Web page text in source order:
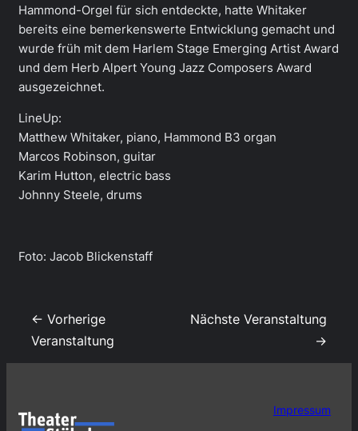
Hammond-Orgel für sich entdeckte, hatte Whitaker
bereits eine bemerkenswerte Entwicklung gemacht und
wurde früh mit dem Harlem Stage Emerging Artist Award
und dem Herb Alpert Young Jazz Composers Award
ausgezeichnet.
LineUp:
Matthew Whitaker, piano, Hammond B3 organ
Marcos Robinson, guitar
Karim Hutton, electric bass
Johnny Steele, drums
Foto: Jacob Blickenstaff
← Vorherige
Veranstaltung
Nächste Veranstaltung
→
Impressum